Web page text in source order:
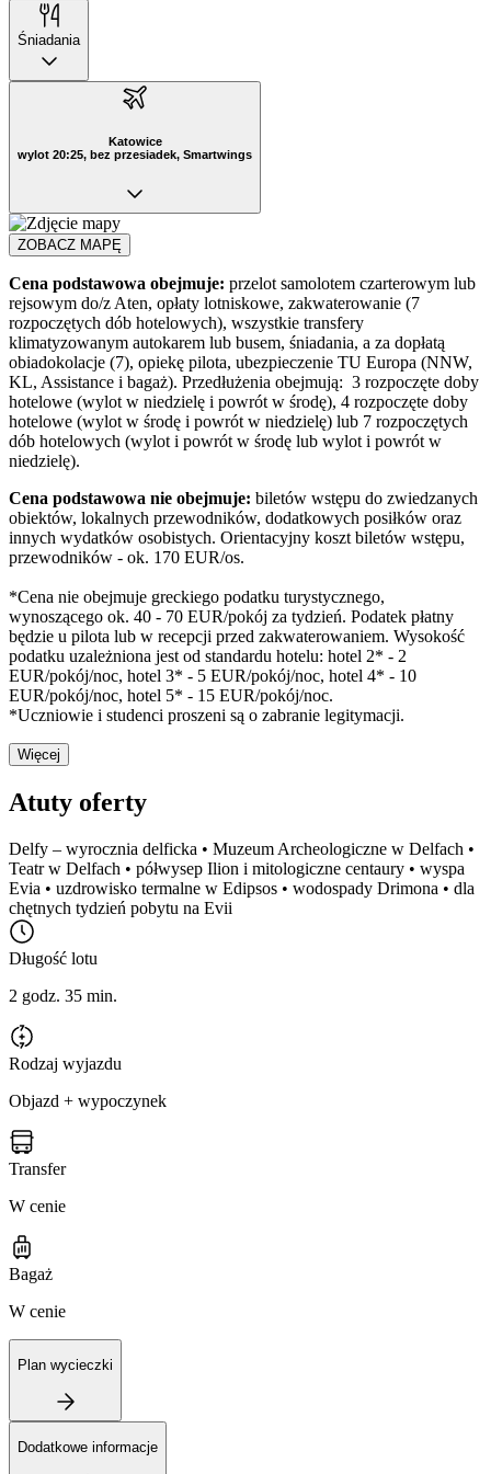
Śniadania
Katowice
wylot 20:25, bez przesiadek, Smartwings
ZOBACZ MAPĘ
Cena podstawowa obejmuje: przelot samolotem czarterowym lub
rejsowym do/z Aten, opłaty lotniskowe, zakwaterowanie (7
rozpoczętych dób hotelowych), wszystkie transfery
klimatyzowanym autokarem lub busem, śniadania, a za dopłatą
obiadokolacje (7), opiekę pilota, ubezpieczenie TU Europa (NNW,
KL, Assistance i bagaż). Przedłużenia obejmują: 3 rozpoczęte doby
hotelowe (wylot w niedzielę i powrót w środę), 4 rozpoczęte doby
hotelowe (wylot w środę i powrót w niedzielę) lub 7 rozpoczętych
dób hotelowych (wylot i powrót w środę lub wylot i powrót w
niedzielę).
Cena podstawowa nie obejmuje: biletów wstępu do zwiedzanych
obiektów, lokalnych przewodników, dodatkowych posiłków oraz
innych wydatków osobistych. Orientacyjny koszt biletów wstępu,
przewodników - ok. 170 EUR/os.
*Cena nie obejmuje greckiego podatku turystycznego,
wynoszącego ok. 40 - 70 EUR/pokój za tydzień. Podatek płatny
będzie u pilota lub w recepcji przed zakwaterowaniem. Wysokość
podatku uzależniona jest od standardu hotelu: hotel 2* - 2
EUR/pokój/noc, hotel 3* - 5 EUR/pokój/noc, hotel 4* - 10
EUR/pokój/noc, hotel 5* - 15 EUR/pokój/noc.
*Uczniowie i studenci proszeni są o zabranie legitymacji.
Więcej
Atuty oferty
Delfy – wyrocznia delficka • Muzeum Archeologiczne w Delfach •
Teatr w Delfach • półwysep Ilion i mitologiczne centaury • wyspa
Evia • uzdrowisko termalne w Edipsos • wodospady Drimona • dla
chętnych tydzień pobytu na Evii
Długość lotu
2 godz. 35 min.
Rodzaj wyjazdu
Objazd + wypoczynek
Transfer
W cenie
Bagaż
W cenie
Plan wycieczki
Dodatkowe informacje